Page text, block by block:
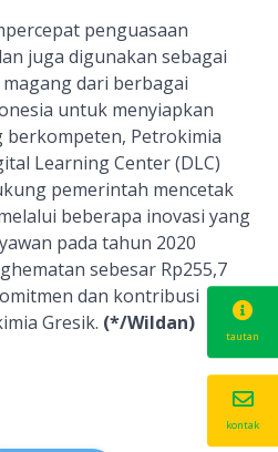
penguasaan
juga digunakan sebagai
dari berbagai
untuk menyiapkan
berkompeten, Petrokimia
Learning Center (DLC)
pemerintah mencetak
beberapa inovasi yang
pada tahun 2020
sebesar Rp255,7
dan kontribusi
Gresik. (*/Wildan)
tautan
kontak